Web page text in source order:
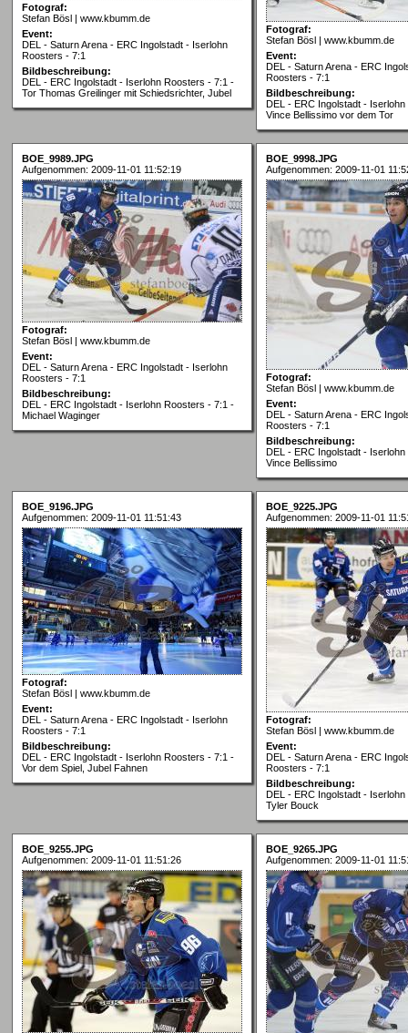
Fotograf:
Stefan Bösl | www.kbumm.de
Event:
DEL - Saturn Arena - ERC Ingolstadt - Iserlohn
Roosters - 7:1
Bildbeschreibung:
DEL - ERC Ingolstadt - Iserlohn Roosters - 7:1 -
Tor Thomas Greilinger mit Schiedsrichter, Jubel
Fotograf:
Stefan Bösl | www.kbumm.de
Event:
DEL - Saturn Arena - ERC
Roosters - 7:1
Bildbeschreibung:
DEL - ERC Ingolstadt -
Vince Bellissimo vor dem Tor
BOE_9989.JPG
Aufgenommen: 2009-11-01 11:52:19
Fotograf:
Stefan Bösl | www.kbumm.de
Event:
DEL - Saturn Arena - ERC Ingolstadt - Iserlohn
Roosters - 7:1
Bildbeschreibung:
DEL - ERC Ingolstadt - Iserlohn Roosters - 7:1 -
Michael Waginger
BOE_9998.JPG
Aufgenommen: 2009-11-01
Fotograf:
Stefan Bösl | www.kbumm.de
Event:
DEL - Saturn Arena - ERC
Roosters - 7:1
Bildbeschreibung:
DEL - ERC Ingolstadt -
Vince Bellissimo
BOE_9196.JPG
Aufgenommen: 2009-11-01 11:51:43
Fotograf:
Stefan Bösl | www.kbumm.de
Event:
DEL - Saturn Arena - ERC Ingolstadt - Iserlohn
Roosters - 7:1
Bildbeschreibung:
DEL - ERC Ingolstadt - Iserlohn Roosters - 7:1 -
Vor dem Spiel, Jubel Fahnen
BOE_9225.JPG
Aufgenommen: 2009-11-01
Fotograf:
Stefan Bösl | www.kbumm.de
Event:
DEL - Saturn Arena - ERC
Roosters - 7:1
Bildbeschreibung:
DEL - ERC Ingolstadt -
Tyler Bouck
BOE_9255.JPG
Aufgenommen: 2009-11-01 11:51:26
BOE_9265.JPG
Aufgenommen: 2009-11-01